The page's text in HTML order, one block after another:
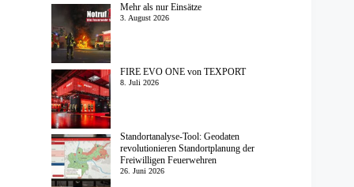
Mehr als nur Einsätze
3. August 2026
FIRE EVO ONE von TEXPORT
8. Juli 2026
Standortanalyse-Tool: Geodaten
revolutionieren Standortplanung der
Freiwilligen Feuerwehren
26. Juni 2026